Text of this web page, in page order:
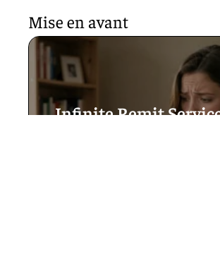
Mise en avant
Infinite Remit